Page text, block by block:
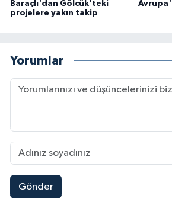
Baraçlı'dan Gölcük'teki
projelere yakın takip
Yorumlar
Gönder